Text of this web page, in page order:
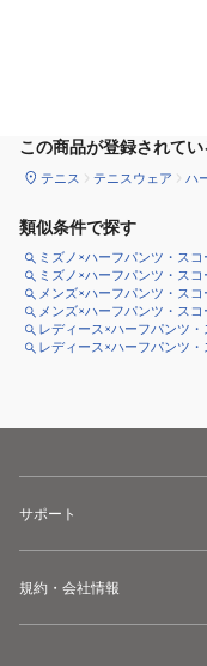
この商品が登録されてい
テニス テニスウェア ハ
類似条件で探す
ミズノ×ハーフパンツ・ス
ミズノ×ハーフパンツ・ス
メンズ×ハーフパンツ・ス
メンズ×ハーフパンツ・ス
レディース×ハーフパンツ
レディース×ハーフパンツ
サポート
規約・会社情報